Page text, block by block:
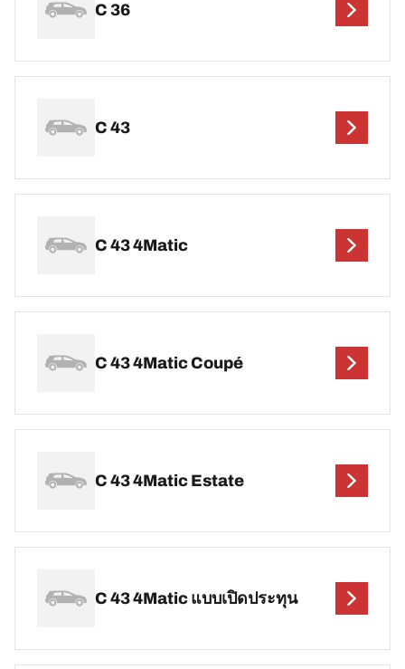
C 36
C 43
C 43 4Matic
C 43 4Matic Coupé
C 43 4Matic Estate
C 43 4Matic แบบเปิดประทุน